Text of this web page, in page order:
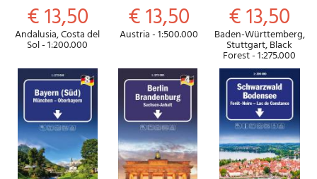
€ 13,50
Andalusia, Costa del
Sol - 1:200.000
€ 13,50
Austria - 1:500.000
€ 13,50
Baden-Württemberg,
Stuttgart, Black
Forest - 1:275.000